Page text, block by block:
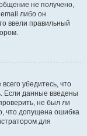
не получено,
либо он
ввели правильный
убедитесь, что
Если данные введены
не был ли
что допущена ошибка
для